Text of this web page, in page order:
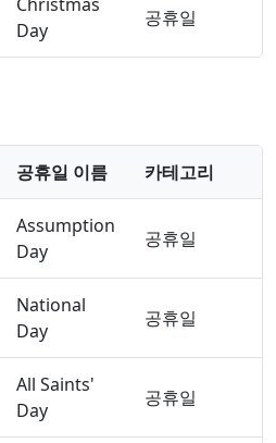
Day
공휴일
공휴일 이름 카테고리
Assumption
Day
공휴일
National
Day
공휴일
All Saints'
Day
공휴일